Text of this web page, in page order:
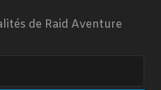
de Raid Aventure